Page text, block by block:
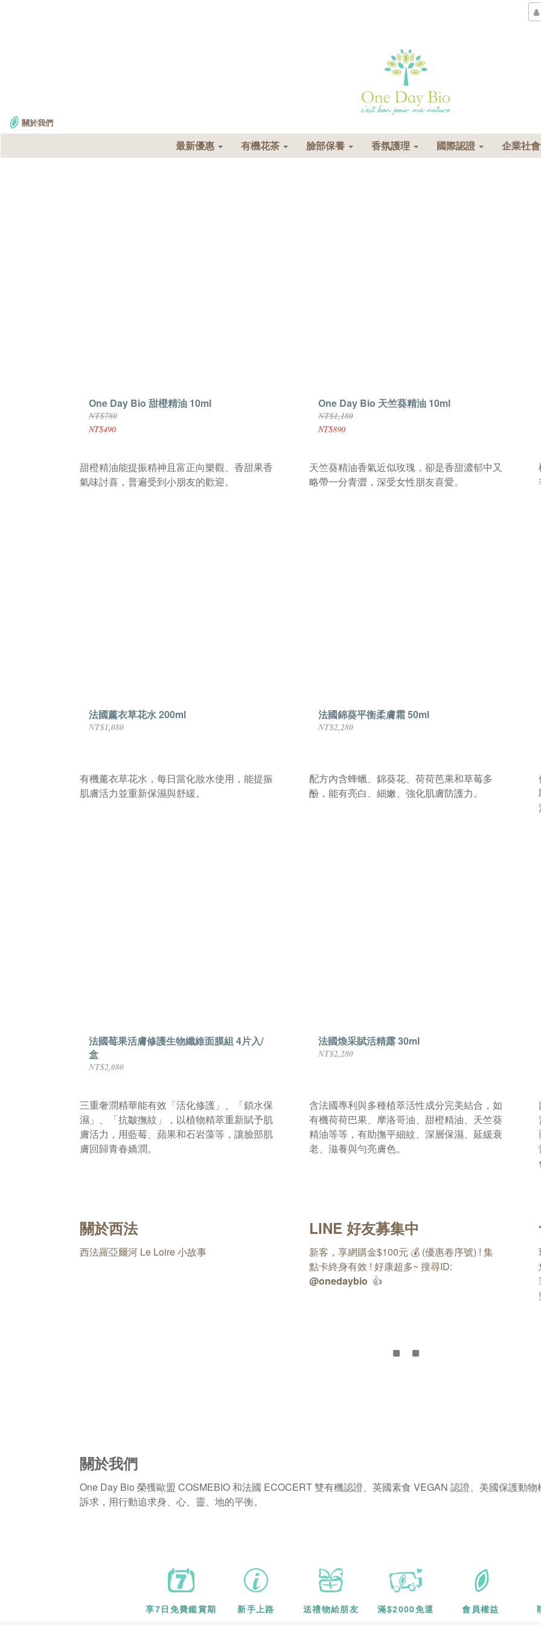
關於我們
最新優惠 有機花茶 臉部保養 香氛護理 國際認證 企業社
One Day Bio 甜橙精油 10ml
NT$780
NT$490
甜橙精油能提振精神且富正向樂觀、香甜果香
氣味討喜，普遍受到小朋友的歡迎。
One Day Bio 天竺葵精油 10ml
NT$1,180
NT$890
天竺葵精油香氣近似玫瑰 ，卻是香甜濃郁中又
略帶一分青澀，深受女性朋友喜愛。
法國薰衣草花水 200ml
NT$1,080
有機薰衣草花水，每日當化妝水使用，能提振
肌膚活力並重新保濕與舒緩。
法國錦葵平衡柔膚霜 50ml
NT$2,280
配方內含蜂蠟、錦葵花、荷荷芭果和草莓多
酚，能有亮白、細嫩、強化肌膚防護力。
法國莓果活膚修護生物纖維面膜組 4片入/
盒
NT$2,080
三重奢潤精華能有效「活化修護」、「鎖水保
濕」、「抗皺撫紋」，以植物精萃重新賦予肌
膚活力，用藍莓、蘋果和石岩藻等，讓臉部肌
膚回歸青春嬌潤。
法國煥采賦活精露 30ml
NT$2,280
含法國專利與多種植萃活性成分完美結合，如
有機荷荷巴果、摩洛哥油、甜橙精油、天竺葵
精油等等，有助撫平細紋、深層保濕、延緩衰
老、滋養與勻亮膚色。
關於西法
西法羅亞爾河 Le Loire 小故事
LINE 好友募集中
新客，享網購金$100元 💰 (優惠卷序號) ! 集
點卡終身有效 ! 好康超多~ 搜尋ID:
@onedaybio 👍
關於我們
One Day Bio 榮獲歐盟 COSMEBIO 和法國 ECOCERT 雙有機認證、英國素食 VEGAN 認證、美國保護動物
訴求，用行動追求身、心、靈、地的平衡。
享7日 免費鑑賞期 新手上路 送禮物給朋友 滿$2000免運 會員權益